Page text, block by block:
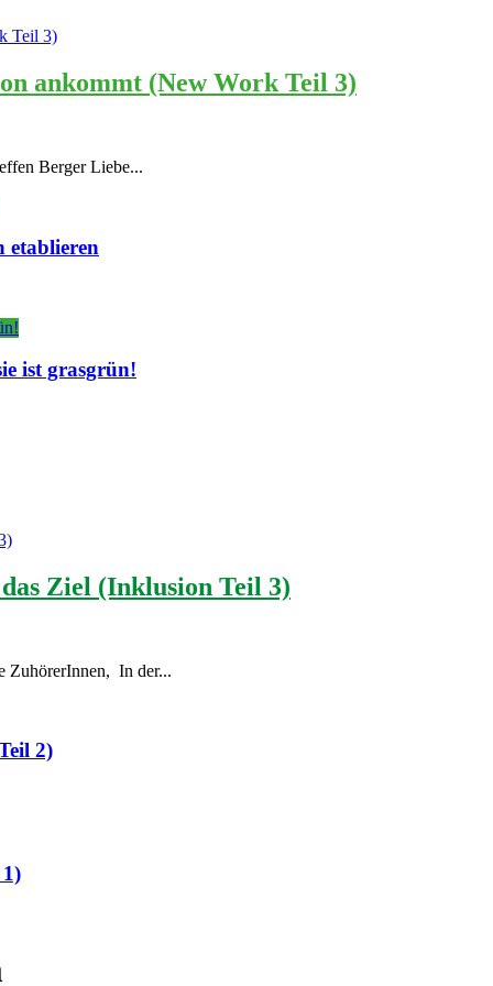
ankommt (New Work Teil 3)
Berger Liebe...
etablieren
ist grasgrün!
Ziel (Inklusion Teil 3)
ZuhörerInnen, In der...
2)